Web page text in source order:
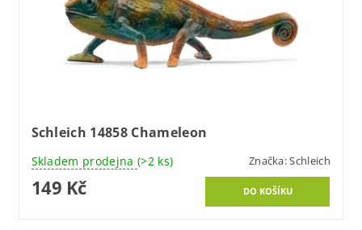
Schleich 14858 Chameleon
Skladem prodejna (>2 ks) Značka:Schleich
149 Kč